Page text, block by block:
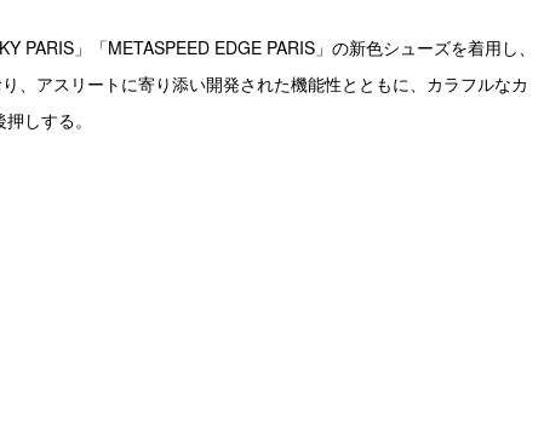
PARIS」「METASPEED EDGE PARIS」の新色シューズを着用し、
、アスリートに寄り添い開発された機能性とともに、カラフルなカ
しする。